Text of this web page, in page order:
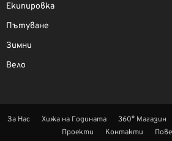
Екипировка
Пътуване
Зимни
Вело
За Нас Хижа на Годината 360° Магазин
Проекти
Контакти